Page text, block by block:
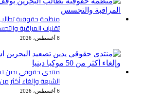
منظمة حقوقية
تقنيات المراقبة
8 أغسطس، 2026
منتدى حقوقي يدين
الشيعة وإلغاء أكثر من 50 موكبا
6 أغسطس، 2026